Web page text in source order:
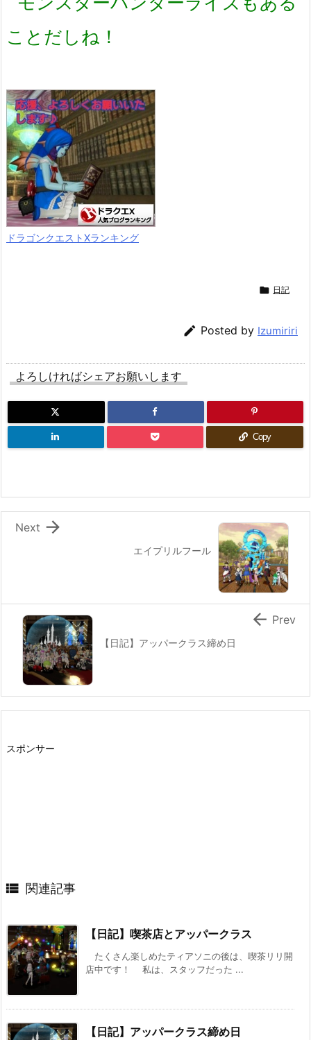
ことだしね！
ドラゴンクエストXランキング
 日記
 Posted by Izumiriri
よろしければシェアお願いします
Copy
エイプリルフール

Next
【日記】アッパークラス締め日
 Prev
スポンサー
 関連記事
【日記】喫茶店とアッパークラス
たくさん楽しめたティアソニの後は、喫茶リリ開
店中です！ 私は、スタッフだった ...
【日記】アッパークラス締め日